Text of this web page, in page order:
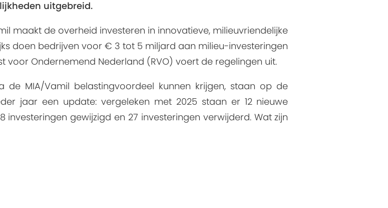
uitgebreid.
maakt de overheid investeren in innovatieve, milieuvriendelijke
doen bedrijven voor € 3 tot 5 miljard aan milieu-investeringen
voor Ondernemend Nederland (RVO) voert de regelingen uit.
de MIA/Vamil belastingvoordeel kunnen krijgen, staan op de
jaar een update: vergeleken met 2025 staan er 12 nieuwe
investeringen gewijzigd en 27 investeringen verwijderd. Wat zijn